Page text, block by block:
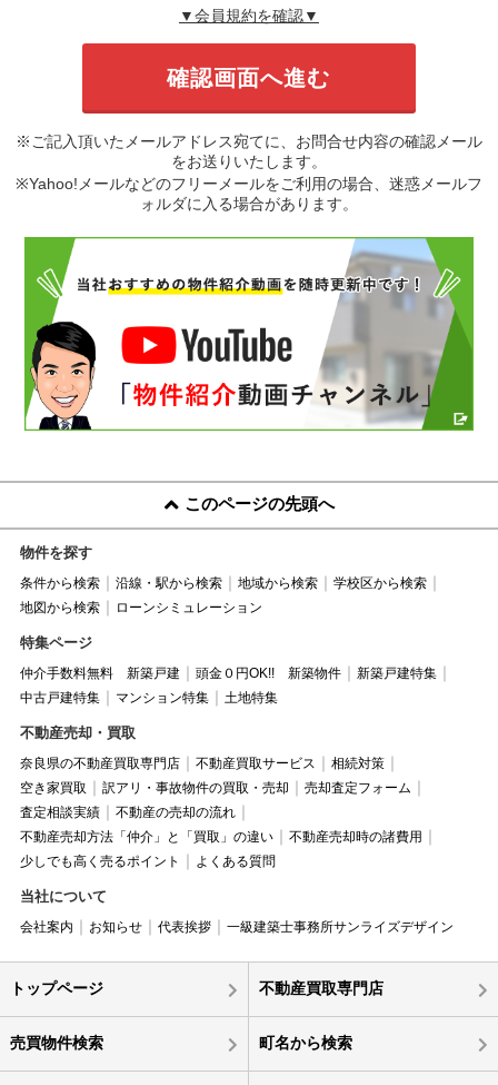
▼会員規約を確認▼
※ご記入頂いたメールアドレス宛てに、お問合せ内容の確認メール
をお送りいたします。
※Yahoo!メールなどのフリーメールをご利用の場合、迷惑メールフ
ォルダに入る場合があります。
このページの先頭へ
物件を探す
条件から検索 沿線・駅から検索 地域から検索
学校区から検索
地図から検索
ローンシミュレーション
特集ページ
仲介手数料無料 新築戸建 頭金０円OK!! 新築物件
新築戸建特集
中古戸建特集
マンション特集 土地特集
不動産売却・買取
奈良県の不動産買取専門店 不動産買取サービス
相続対策
空き家買取
訳アリ・事故物件の買取・売却
売却査定フォーム
査定相談実績
不動産の売却の流れ
不動産売却方法「仲介」と「買取」の違い
不動産売却時の諸費用
少しでも高く売るポイント
よくある質問
当社について
会社案内 お知らせ 代表挨拶 一級建築士事務所サンライズデザイン
トップページ 不動産買取専門店
売買物件検索 町名から検索